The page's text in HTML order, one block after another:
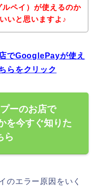
ペイ）が使えるのか
いと思いますよ♪
でGooglePayが使え
らをクリック
ーのお店で
を今すぐ知りた
ら
のエラー原因をいく